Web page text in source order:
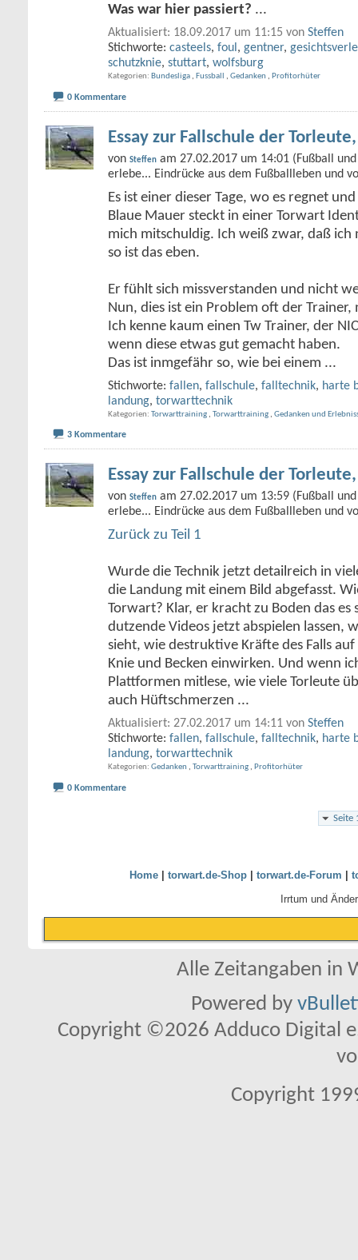
Was war hier passiert? ...
Aktualisiert: 18.09.2017 um 11:15 von Steffen
Stichworte: casteels, foul , gentner,
schutzknie, stuttart, wolfsburg
Kategorien Bundesliga , Fussball , Gedanken , Profitorhüter
0 Kommentare
Essay zur Fallschule der
von Steffen am 27.02.2017 um 14:01 (Fußball
erlebe... Eindrücke aus dem Fußballleben und
Es ist einer dieser Tage, wo es regnet
Blaue Mauer steckt in einer Torwart
mich mitschuldig. Ich weiß zwar, daß
so ist das eben.
Er fühlt sich missverstanden und nicht
Nun, dies ist ein Problem oft der Trainer,
Ich kenne kaum einen Tw Trainer, der
wenn diese etwas gut gemacht haben.
Das ist inmgefähr so, wie bei einem ...
Stichworte: fallen, fallschule, falltechnik, harte
landung, torwarttechnik
Kategorien Torwarttraining , Torwarttraining , Gedanken und
3 Kommentare
Essay zur Fallschule der
von Steffen am 27.02.2017 um 13:59 (Fußball
erlebe... Eindrücke aus dem Fußballleben und
Zurück zu Teil 1
Wurde die Technik jetzt detailreich in
die Landung mit einem Bild abgefasst.
Torwart? Klar, er kracht zu Boden das
dutzende Videos jetzt abspielen lassen,
sieht, wie destruktive Kräfte des Falls
Knie und Becken einwirken. Und wenn
Plattformen mitlese, wie viele Torleute
auch Hüftschmerzen ...
Aktualisiert: 27.02.2017 um 14:11 von Steffen
Stichworte: fallen, fallschule, falltechnik, harte
landung, torwarttechnik
Kategorien Gedanken , Torwarttraining , Profitorhüter
0 Kommentare
Seite
Home| torwart.de-Shop| torwart.de-Forum |
Irrtum und
Alle Zeitangaben in
Powered by
Copyright ©2026 Adduco Digital
Copyright